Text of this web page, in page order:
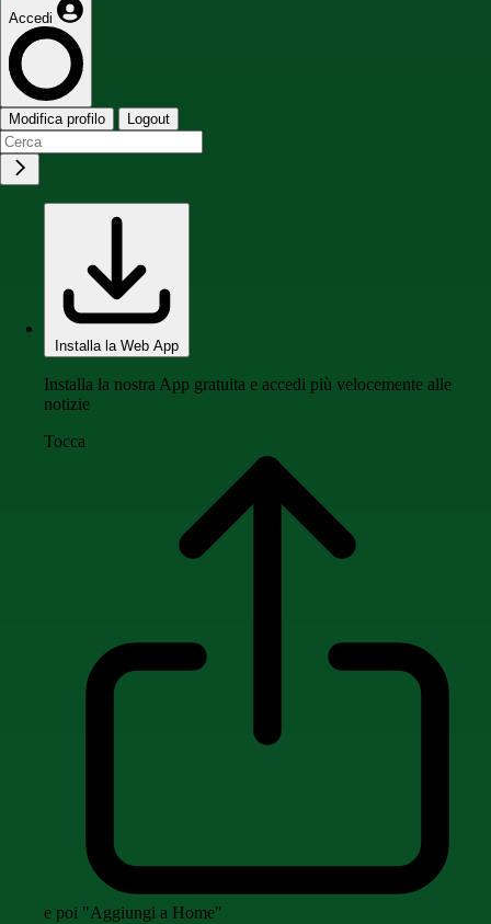
Accedi
Modifica profilo Logout
Installa la Web App
Installa la nostra App gratuita e accedi più velocemente alle
notizie
Tocca
e poi "Aggiungi a Home"